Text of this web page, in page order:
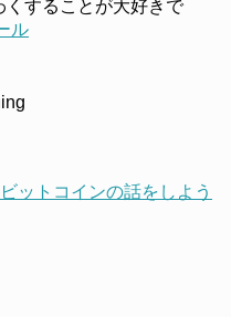
くすることが大好きで
ル
ットコインの話をしよう